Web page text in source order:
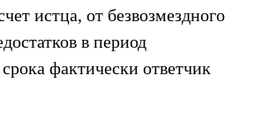
истца, от безвозмездного
в период
фактически ответчик